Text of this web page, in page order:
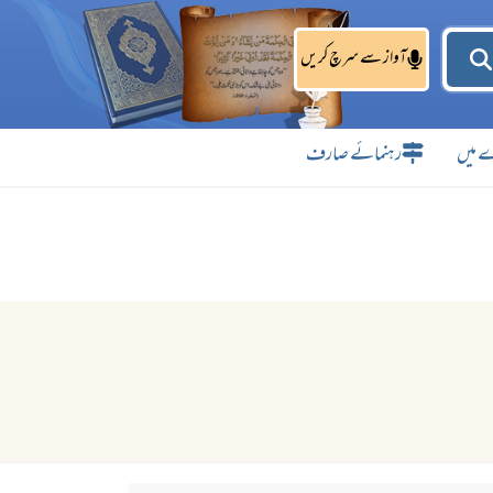
آواز سے سرچ کریں
میں رہنمائے صارف